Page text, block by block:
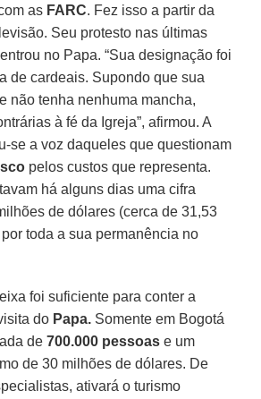
as FARC. Fez isso a partir da
Seu protesto nas últimas
no Papa. “Sua designação foi
de cardeais. Supondo que sua
não tenha nenhuma mancha,
à fé da Igreja”, afirmou. A
se a voz daqueles que questionam
pelos custos que representa.
há alguns dias uma cifra
de dólares (cerca de 31,53
toda a sua permanência no
foi suficiente para conter a
do Papa. Somente em Bogotá
de700.000 pessoas e um
de 30 milhões de dólares. De
ativará o turismo